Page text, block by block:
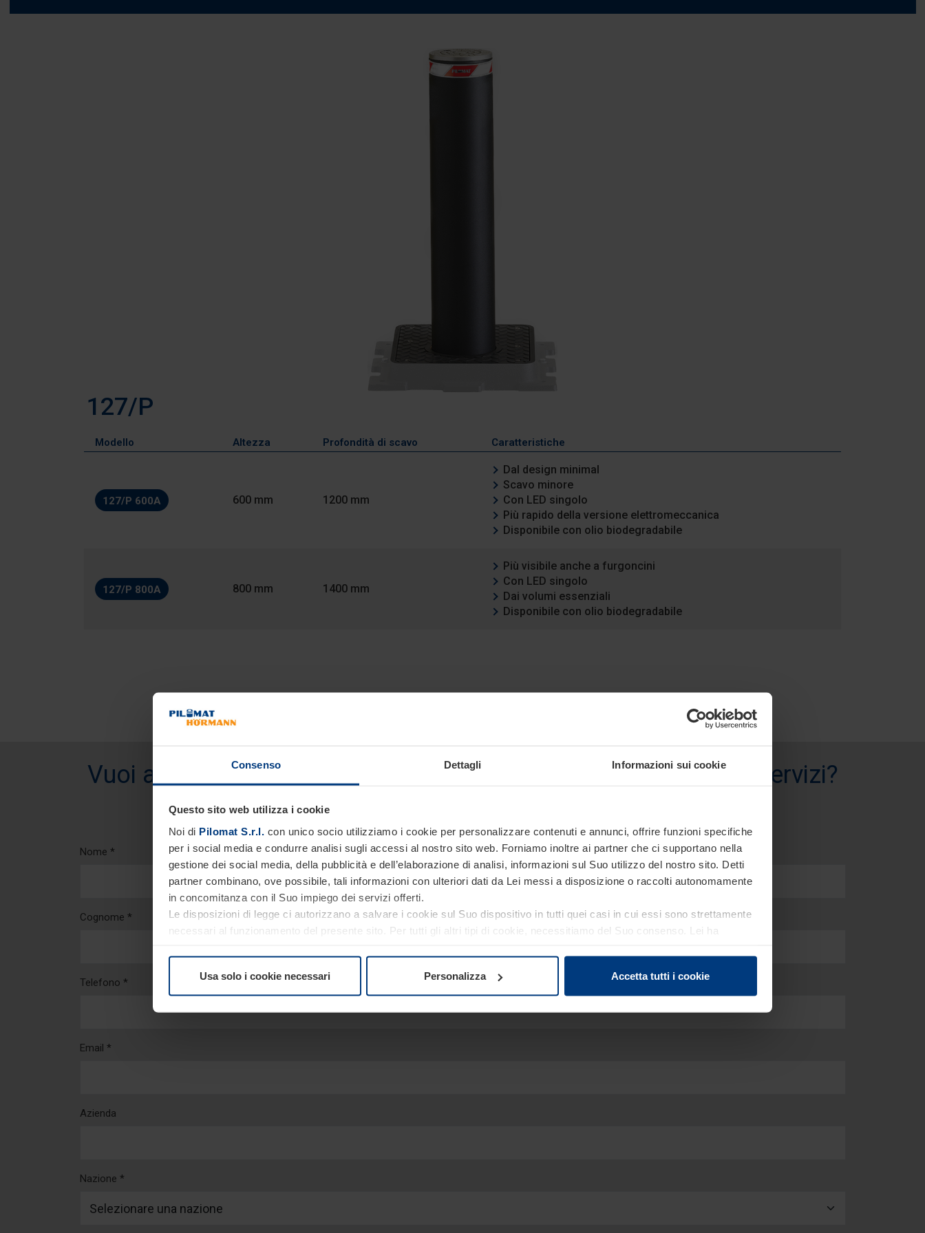
Consenso Dettagli Informazioni sui cookie
Questo sito web utilizza i cookie
Noi di Pilomat S.r.l. con unico socio utilizziamo i cookie per personalizzare contenuti e annunci, offrire funzioni specifiche
per i social media e condurre analisi sugli accessi al nostro sito web. Forniamo inoltre ai partner che ci supportano nella
gestione dei social media, della pubblicità e dell’elaborazione di analisi, informazioni sul Suo utilizzo del nostro sito. Detti
partner combinano, ove possibile, tali informazioni con ulteriori dati da Lei messi a disposizione o raccolti autonomamente
in concomitanza con il Suo impiego dei servizi offerti.
Le disposizioni di legge ci autorizzano a salvare i cookie sul Suo dispositivo in tutti quei casi in cui essi sono strettamente
necessari al funzionamento del presente sito. Per tutti gli altri tipi di cookie, necessitiamo del Suo consenso. Lei ha
Usa solo i cookie necessari
Personalizza Accetta tutti i cookie
127/P
Modello Altezza Profondità di scavo Caratteristiche
127/P 600A 600 mm 1200 mm
Dal design minimal
Scavo minore
Con LED singolo
Più rapido della versione elettromeccanica
Disponibile con olio biodegradabile
127/P 800A 800 mm 1400 mm
Più visibile anche a furgoncini
Con LED singolo
Dai volumi essenziali
Disponibile con olio biodegradabile
Vuoi avere informazioni più approfondite sui nostri prodotti e servizi?
Siamo a tua disposizione.
Nome *
Cognome *
Telefono *
Email *
Azienda
Nazione *